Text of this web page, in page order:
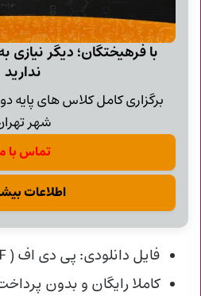
با فرهیختگان؛ دیگر نیازی
ندارید
برگزاری کامل کلاس های پایه
شهر
تماس با
اطلاعات
فایل دانلودی: پی دی اف ( PDF )
کاملا رایگان و بدون